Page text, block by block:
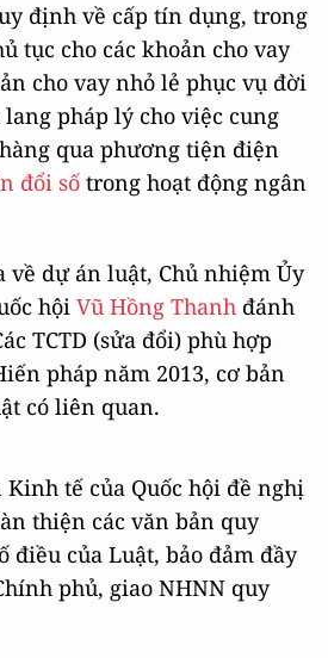
định về cấp tín dụng, trong
tục cho các khoản cho vay
cho vay nhỏ lẻ phục vụ đời
pháp lý cho việc cung
qua phương tiện điện
đổi số trong hoạt động ngân
dự án luật, Chủ nhiệm Ủy
hội Vũ Hồng Thanh đánh
TCTD (sửa đổi) phù hợp
pháp năm 2013, cơ bản
có liên quan.
tế của Quốc hội đề nghị
thiện các văn bản quy
điều của Luật, bảo đảm đầy
phủ, giao NHNN quy